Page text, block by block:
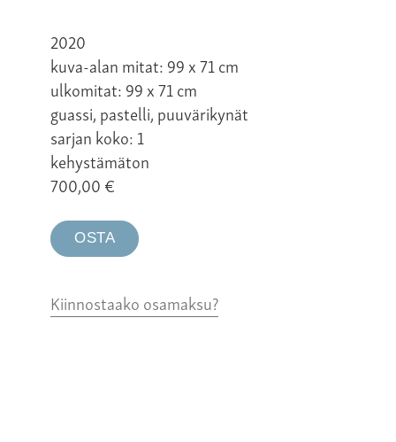
2020
kuva-alan mitat: 99 x 71 cm
ulkomitat: 99 x 71 cm
guassi, pastelli, puuvärikynät
sarjan koko: 1
kehystämäton
700,00€
OSTA
Kiinnostaako osamaksu?